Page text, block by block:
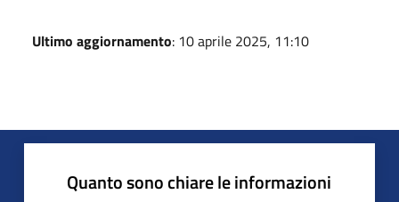
Ultimo aggiornamento: 10 aprile 2025, 11:10
Quanto sono chiare le informazioni